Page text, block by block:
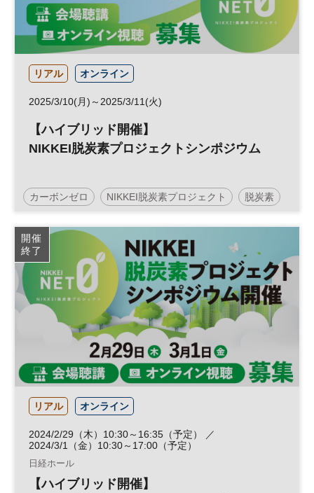
リアル オンライン
2025/3/10(月)～2025/3/11(火)
【ハイブリッド開催】
NIKKEI脱炭素プロジェクトシンポジウム
カーボンゼロ NIKKEI脱炭素プロジェクト 脱炭素
カーボンニュートラル
参加無料
開催
終了
リアル オンライン
2024/2/29（木）10:30～16:35（予定） ／
2024/3/1（金）10:30～17:00（予定）
日経ホール
【ハイブリッド開催】